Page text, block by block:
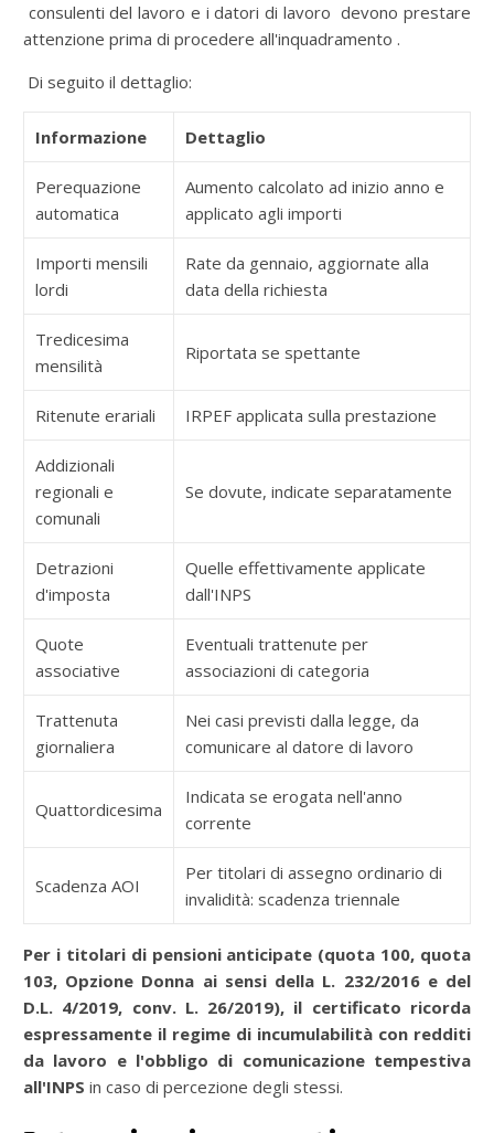
consulenti del lavoro e i datori di lavoro devono prestare
attenzione prima di procedere all'inquadramento .
Di seguito il dettaglio:
Informazione Dettaglio
Perequazione
automatica
Aumento calcolato ad inizio anno e
applicato agli importi
Importi mensili
lordi
Rate da gennaio, aggiornate alla
data della richiesta
Tredicesima
mensilità
Riportata se spettante
Ritenute erariali IRPEF applicata sulla prestazione
Addizionali
regionali e
comunali
Se dovute, indicate separatamente
Detrazioni
d'imposta
Quelle effettivamente applicate
dall'INPS
Quote
associative
Eventuali trattenute per
associazioni di categoria
Trattenuta
giornaliera
Nei casi previsti dalla legge, da
comunicare al datore di lavoro
Quattordicesima
Indicata se erogata nell'anno
corrente
Scadenza AOI
Per titolari di assegno ordinario di
invalidità: scadenza triennale
Per i titolari di pensioni anticipate (quota 100, quota
103, Opzione Donna ai sensi della L. 232/2016 e del
D.L. 4/2019, conv. L. 26/2019), il certificato ricorda
espressamente il regime di incumulabilità con redditi
da lavoro e l'obbligo di comunicazione tempestiva
all'INPS in caso di percezione degli stessi.